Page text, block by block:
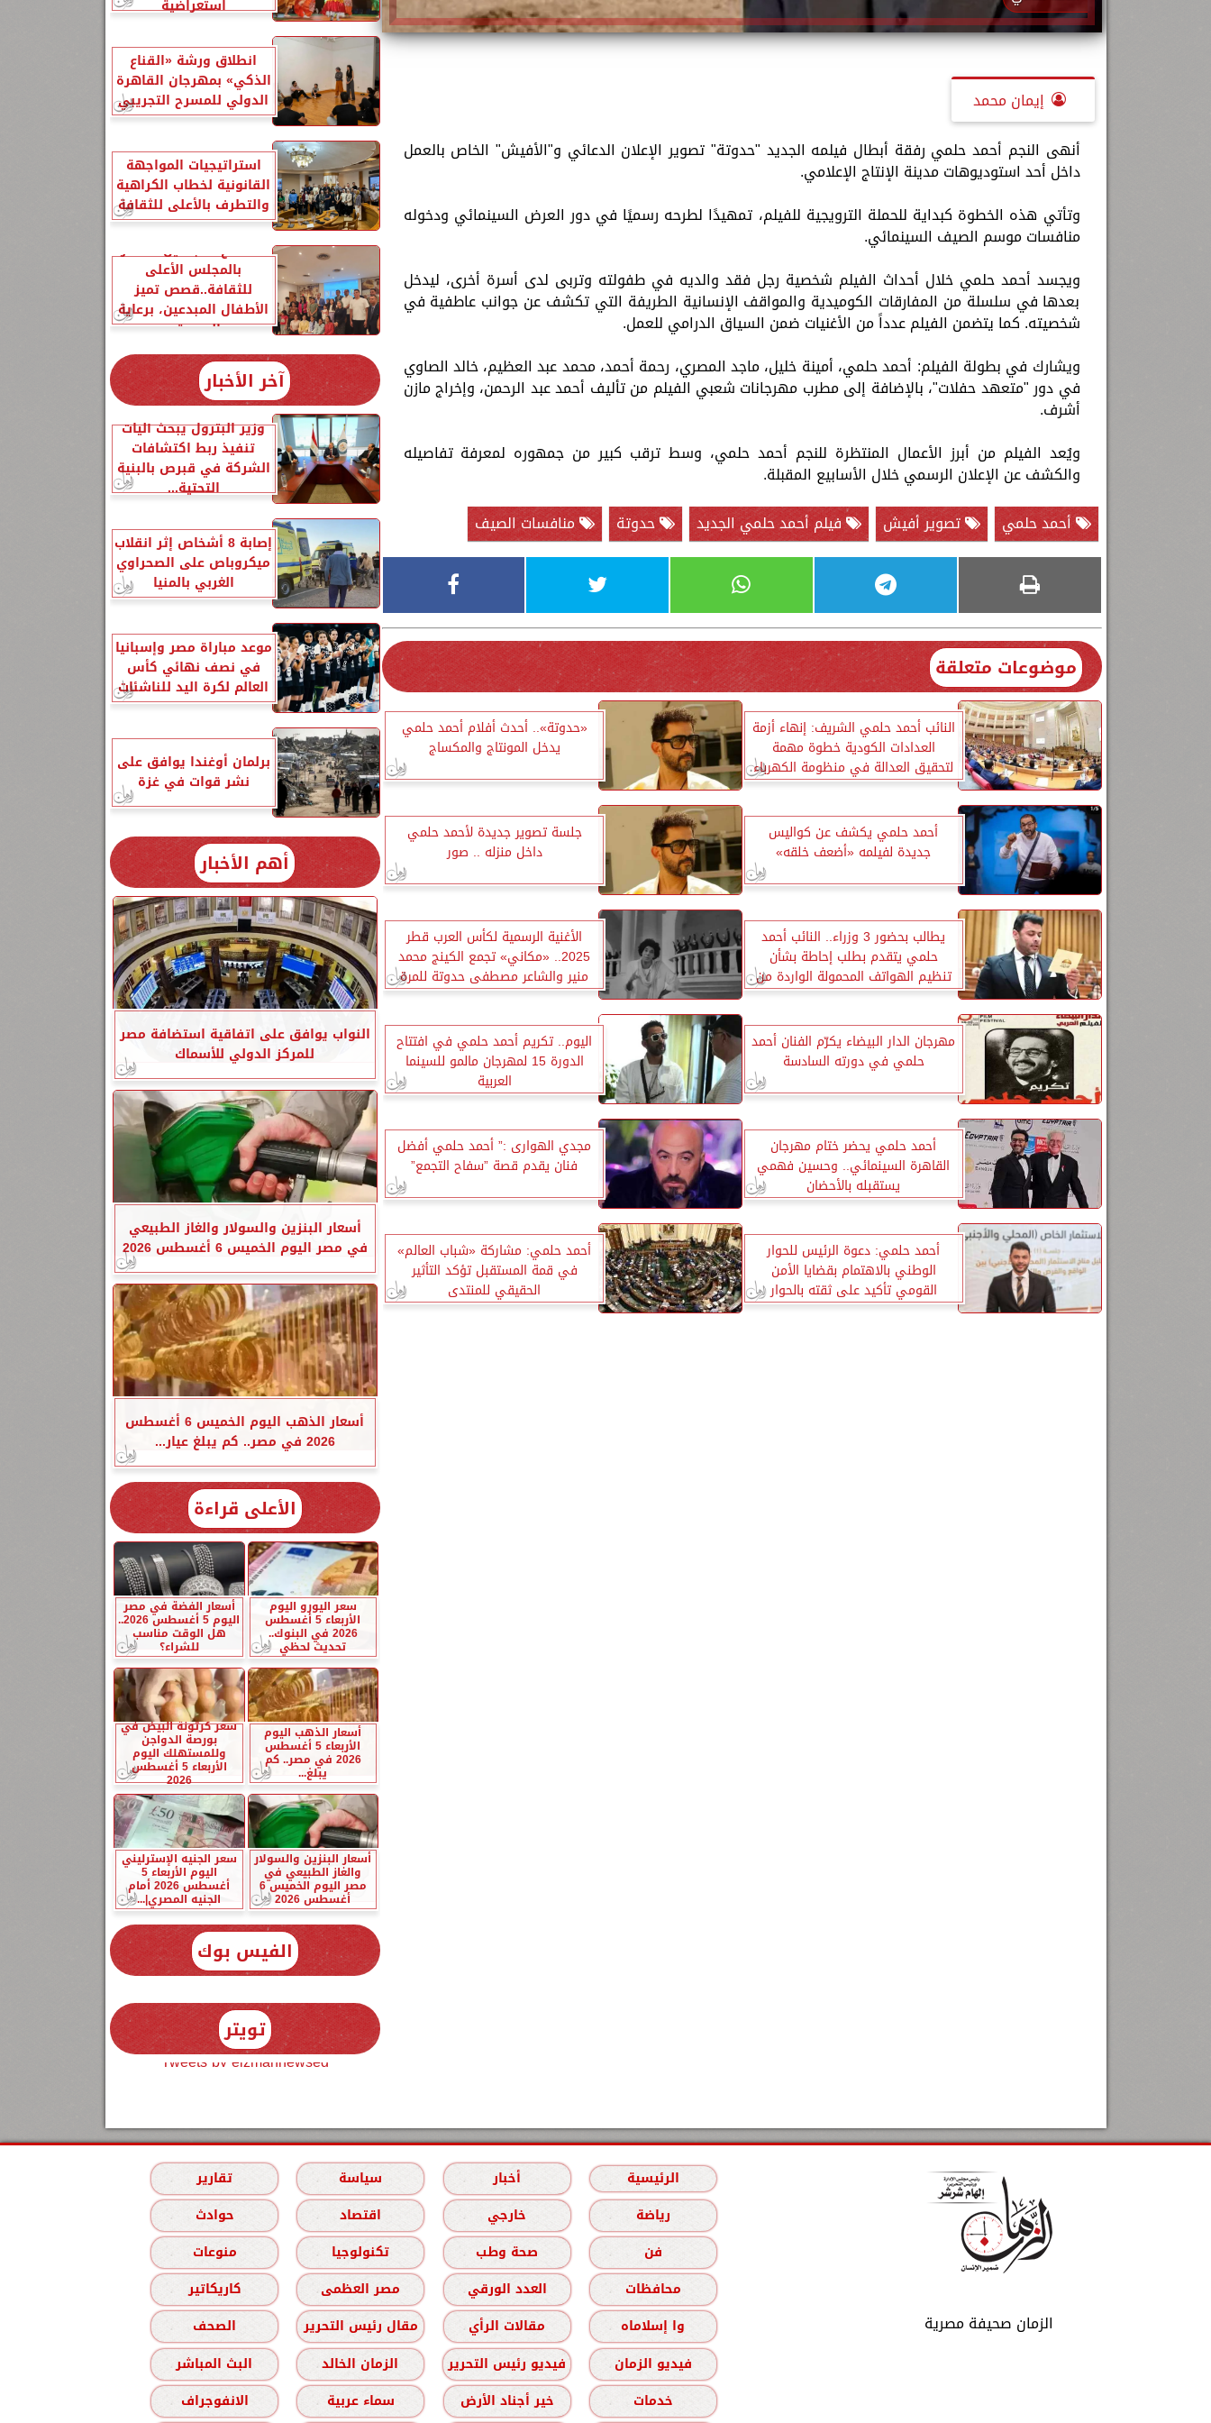
إيمان محمد
أنهى النجم أحمد حلمي رفقة أبطال فيلمه الجديد "حدوتة" تصوير الإعلان الدعائي و"الأفيش" الخاص بالعمل
داخل أحد استوديوهات مدينة الإنتاج الإعلامي.
وتأتي هذه الخطوة كبداية للحملة الترويجية للفيلم، تمهيدًا لطرحه رسميًا في دور العرض السينمائي ودخوله
منافسات موسم الصيف السينمائي.
ويجسد أحمد حلمي خلال أحداث الفيلم شخصية رجل فقد والديه في طفولته وتربى لدى أسرة أخرى، ليدخل
بعدها في سلسلة من المفارقات الكوميدية والمواقف الإنسانية الطريفة التي تكشف عن جوانب عاطفية في
شخصيته. كما يتضمن الفيلم عدداً من الأغنيات ضمن السياق الدرامي للعمل.
ويشارك في بطولة الفيلم: أحمد حلمي، أمينة خليل، ماجد المصري، رحمة أحمد، محمد عبد العظيم، خالد الصاوي
في دور "متعهد حفلات"، بالإضافة إلى مطرب مهرجانات شعبي الفيلم من تأليف أحمد عبد الرحمن، وإخراج مازن
أشرف.
ويُعد الفيلم من أبرز الأعمال المنتظرة للنجم أحمد حلمي، وسط ترقب كبير من جمهوره لمعرفة تفاصيله
والكشف عن الإعلان الرسمي خلال الأسابيع المقبلة.
أحمد حلمي
تصوير أفيش فيلم أحمد حلمي الجديد حدوتة منافسات الصيف
موضوعات متعلقة
النائب أحمد حلمي الشريف: إنهاء أزمة
العدادات الكودية خطوة مهمة
لتحقيق العدالة في منظومة الكهرباء
«حدوتة».. أحدث أفلام أحمد حلمي
يدخل المونتاج والمكساج
أحمد حلمي يكشف عن كواليس
جديدة لفيلمه «أضعف خلقه»
جلسة تصوير جديدة لأحمد حلمي
داخل منزله .. صور
يطالب بحضور 3 وزراء.. النائب أحمد
حلمي يتقدم بطلب إحاطة بشأن
تنظيم الهواتف المحمولة الواردة من
الخارج
الأغنية الرسمية لكأس العرب قطر
2025.. «مكاني» تجمع الكينج محمد
منير والشاعر مصطفى حدوتة للمرة
الثانية
مهرجان الدار البيضاء يكرّم الفنان أحمد
حلمي في دورته السادسة
اليوم.. تكريم أحمد حلمي في افتتاح
الدورة 15 لمهرجان مالمو للسينما
العربية
أحمد حلمي يحضر ختام مهرجان
القاهرة السينمائي.. وحسين فهمي
يستقبله بالأحضان
مجدي الهوارى :” أحمد حلمي أفضل
فنان يقدم قصة ”سفاح التجمع”
أحمد حلمي: دعوة الرئيس للحوار
الوطني بالاهتمام بقضايا الأمن
القومي تأكيد على ثقته بالحوار
أحمد حلمي: مشاركة «شباب العالم»
في قمة المستقبل تؤكد التأثير
الحقيقي للمنتدى
استعراضية
انطلاق ورشة «القناع
الذكي» بمهرجان القاهرة
الدولي للمسرح التجريبي
استراتيجيات المواجهة
القانونية لخطاب الكراهية
والتطرف بالأعلى للثقافة
لقاء مع المبدعين الصغار
بالمجلس الأعلى
للثقافة..قصص تميز
الأطفال المبدعين، برعاية
السيدة...
آخر الأخبار
وزير البترول يبحث آليات
تنفيذ ربط اكتشافات
الشركة في قبرص بالبنية
التحتية...
إصابة 8 أشخاص إثر انقلاب
ميكروباص على الصحراوي
الغربي بالمنيا
موعد مباراة مصر وإسبانيا
في نصف نهائي كأس
العالم لكرة اليد للناشئات
برلمان أوغندا يوافق على
نشر قوات في غزة
أهم الأخبار
النواب يوافق على اتفاقية استضافة مصر
للمركز الدولي للأسماك
أسعار البنزين والسولار والغاز الطبيعي
في مصر اليوم الخميس 6 أغسطس 2026
أسعار الذهب اليوم الخميس 6 أغسطس
2026 في مصر.. كم يبلغ عيار...
الأعلى قراءة
سعر اليورو اليوم
الأربعاء 5 أغسطس
2026 في البنوك..
تحديث لحظي
أسعار الفضة في مصر
اليوم 5 أغسطس 2026..
هل الوقت مناسب
للشراء؟
أسعار الذهب اليوم
الأربعاء 5 أغسطس
2026 في مصر.. كم
يبلغ...
سعر كرتونة البيض في
بورصة الدواجن
وللمستهلك اليوم
الأربعاء 5 أغسطس
2026
أسعار البنزين والسولار
والغاز الطبيعي في
مصر اليوم الخميس 6
أغسطس 2026
سعر الجنيه الإسترليني
اليوم الأربعاء 5
أغسطس 2026 أمام
الجنيه المصري|...
الفيس بوك
تويتر
Tweets by elzmannewseg
الزمان صحيفة مصرية
الرئيسية أخبار سياسة
تقارير
رياضة
خارجي اقتصاد
حوادث
فن
صحة وطب تكنولوجيا
منوعات
محافظات
العدد الورقي مصر العظمى
كاريكاتير
وا إسلاماه
مقالات الرأي مقال رئيس التحرير
الصحف
فيديو الزمان
فيديو رئيس التحرير الزمان الخالد
البث المباشر
خدمات
خير أجناد الأرض سماء عربية الانفوجراف